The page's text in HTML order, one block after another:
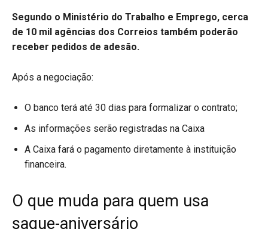
Segundo o Ministério do Trabalho e Emprego, cerca
de 10 mil agências dos Correios também poderão
receber pedidos de adesão.
Após a negociação:
O banco terá até 30 dias para formalizar o contrato;
As informações serão registradas na Caixa
A Caixa fará o pagamento diretamente à instituição
financeira.
O que muda para quem usa
saque-aniversário